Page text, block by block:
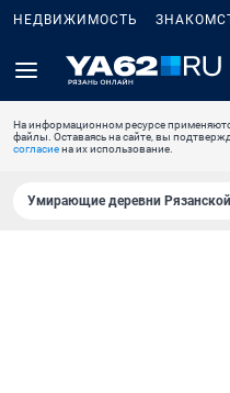
НЕДВИЖИМОСТЬ
На информационном ресурсе
файлы. Оставаясь на сайте, вы
согласиена их использование.
Умирающие деревни